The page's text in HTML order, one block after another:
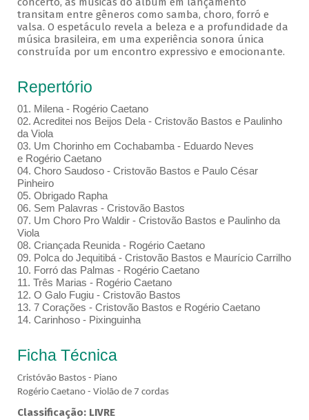
transitam entre gêneros como samba, choro, forró e
valsa. O espetáculo revela a beleza e a profundidade da
música brasileira, em uma experiência sonora única
construída por um encontro expressivo e emocionante.
Repertório
01. Milena - Rogério Caetano
02. Acreditei nos Beijos Dela - Cristovão Bastos e Paulinho
da Viola
03. Um Chorinho em Cochabamba - Eduardo Neves
e Rogério Caetano
04. Choro Saudoso - Cristovão Bastos e Paulo César
Pinheiro
05. Obrigado Rapha
06. Sem Palavras - Cristovão Bastos
07. Um Choro Pro Waldir - Cristovão Bastos e Paulinho da
Viola
08. Criançada Reunida - Rogério Caetano
09. Polca do Jequitibá - Cristovão Bastos e Maurício Carrilho
10. Forró das Palmas - Rogério Caetano
11. Três Marias - Rogério Caetano
12. O Galo Fugiu - Cristovão Bastos
13. 7 Corações - Cristovão Bastos e Rogério Caetano
14. Carinhoso - Pixinguinha
Ficha Técnica
Cristóvão Bastos - Piano
Rogério Caetano - Violão de 7 cordas
Classificação: LIVRE